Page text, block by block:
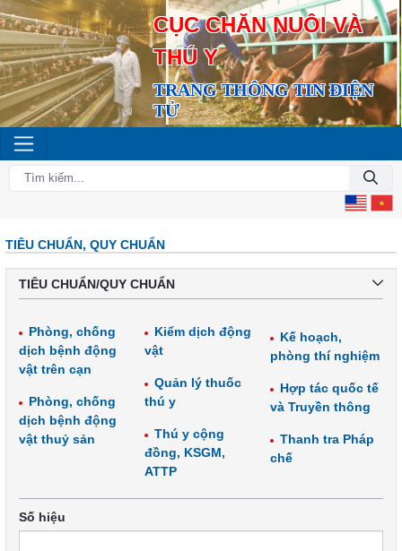
CỤC CHĂN NUÔI VÀ
THÚ Y
TRANG THÔNG TIN ĐIỆN
TỬ
TIÊU CHUẨN, QUY CHUẨN
TIÊU CHUẨN/QUY CHUẨN
Phòng, chống
dịch bệnh động
vật trên cạn
Phòng, chống
dịch bệnh động
vật thuỷ sản
Kiểm dịch động
vật
Quản lý thuốc
thú y
Thú y cộng
đồng, KSGM,
ATTP
Kế hoạch,
phòng thí nghiệm
Hợp tác quốc tế
và Truyền thông
Thanh tra Pháp
chế
Số hiệu